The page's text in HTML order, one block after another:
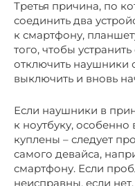
Третья причина, по
соединить два
к смартфону,
того, чтобы
отключить наушники
выключить и вновь
Если наушники в
к ноутбуку, особенно
куплены – следует
самого девайса,
смартфону. Если
неисправны, если